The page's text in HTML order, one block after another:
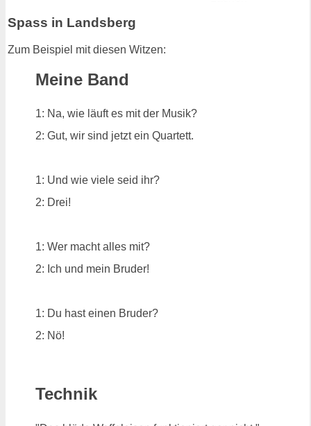
Spass in Landsberg
Zum Beispiel mit diesen Witzen:
Meine Band
1: Na, wie läuft es mit der Musik?
2: Gut, wir sind jetzt ein Quartett.
1: Und wie viele seid ihr?
2: Drei!
1: Wer macht alles mit?
2: Ich und mein Bruder!
1: Du hast einen Bruder?
2: Nö!
Technik